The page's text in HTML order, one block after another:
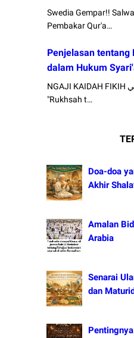
Swedia Gempar!!
Pembakar Qur'a…
Penjelasan tentang
dalam Hukum
NGAJI KAIDAH FIKIH الرخص لا تناط بالمعاصي
"Rukhsah t…
Doa-doa
Akhir
Amalan
Arabia
Senarai
dan